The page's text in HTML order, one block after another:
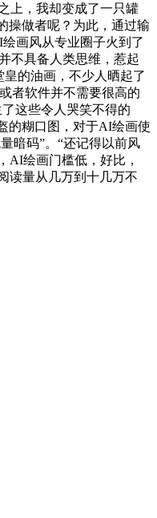
上，我却变成了一只罐
操做者呢？为此，通过输
画风从专业圈子火到了
不具备人类思维，惹起
的油画，不少人晒起了
者软件并不需要很高的
这些令人哭笑不得的
的糊口图，对于AI绘画使
暗码”。“还记得以前风
AI绘画门槛低，好比，
读量从几万到十几万不